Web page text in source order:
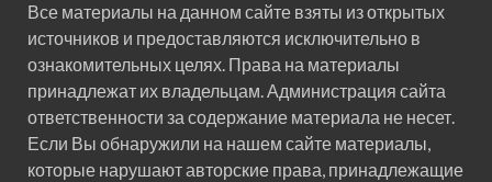
Все материалы на данном сайте взяты из открытых
источников и предоставляются исключительно в
ознакомительных целях. Права на материалы
принадлежат их владельцам. Администрация сайта
ответственности за содержание материала не несет.
Если Вы обнаружили на нашем сайте материалы,
которые нарушают авторские права, принадлежащие